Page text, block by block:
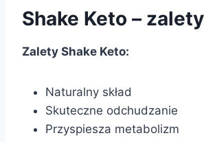
Shake Keto –
Zalety Shake Keto:
Naturalny skład
Skuteczne odchudzanie
Przyspiesza metabolizm